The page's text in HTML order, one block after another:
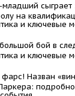
младший сыграет
на
и ключевые
бой в
и ключевые
Назван